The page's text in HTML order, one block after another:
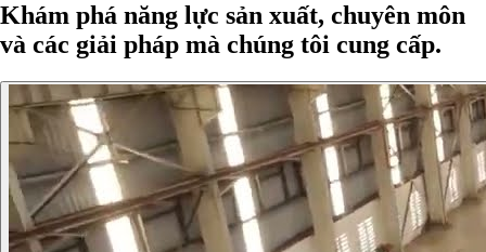
Khám phá năng lực sản xuất, chuyên môn
và các giải pháp mà chúng tôi cung cấp.